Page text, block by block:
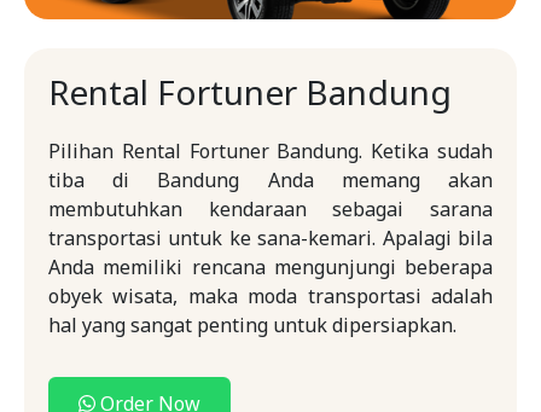
Rental Fortuner Bandung
Pilihan Rental Fortuner Bandung. Ketika sudah
tiba di Bandung Anda memang akan
membutuhkan kendaraan sebagai sarana
transportasi untuk ke sana-kemari. Apalagi bila
Anda memiliki rencana mengunjungi beberapa
obyek wisata, maka moda transportasi adalah
hal yang sangat penting untuk dipersiapkan.
Order Now